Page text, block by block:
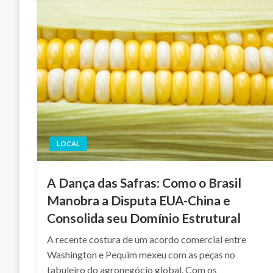
LOCAL
A Dança das Safras: Como o Brasil
Manobra a Disputa EUA-China e
Consolida seu Domínio Estrutural
A recente costura de um acordo comercial entre
Washington e Pequim mexeu com as peças no
tabuleiro do agronegócio global. Com os